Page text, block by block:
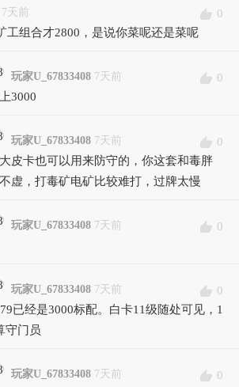
7天前
0
工组合才2800，是说你菜呢还是菜呢
玩家U_67833408 7天前
0
3000
玩家U_67833408 7天前
0
皮卡也可以用来防守的，你这套和毒胖
虚，打毒矿电矿比较难打，过牌太慢
玩家U_67833408 7天前
0
玩家U_67833408 7天前
0
已经是3000标配。白卡11级随处可见，1
守门员
玩家U_67833408 7天前
0